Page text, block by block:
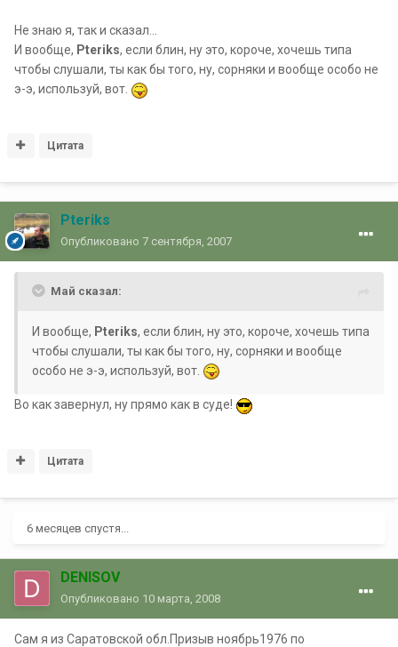
Не знаю я, так и сказал...
И вообще, Pteriks, если блин, ну это, короче, хочешь типа
чтобы слушали, ты как бы того, ну, сорняки и вообще особо не
э-э, используй, вот.
Цитата
Pteriks
Опубликовано 7 сентября, 2007
Май сказал:
И вообще, Pteriks, если блин, ну это, короче, хочешь типа
чтобы слушали, ты как бы того, ну, сорняки и вообще
особо не э-э, используй, вот.
Во как завернул, ну прямо как в суде!
Цитата
6 месяцев спустя...
DENISOV
Опубликовано 10 марта, 2008
Сам я из Саратовской обл.Призыв ноябрь1976 по